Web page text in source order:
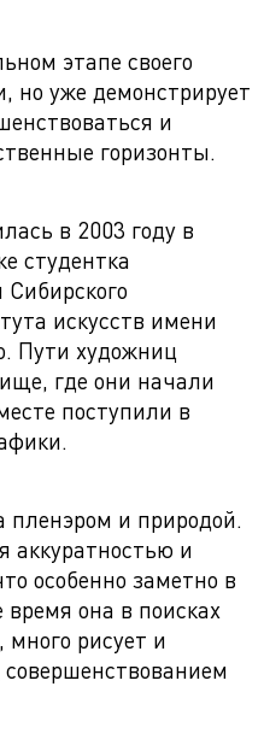
этапе своего
но уже демонстрирует
и
горизонты.
в 2003 году в
студентка
Сибирского
искусств имени
Пути художниц
где они начали
поступили в
пленэром и природой.
аккуратностью и
особенно заметно в
она в поисках
много рисует и